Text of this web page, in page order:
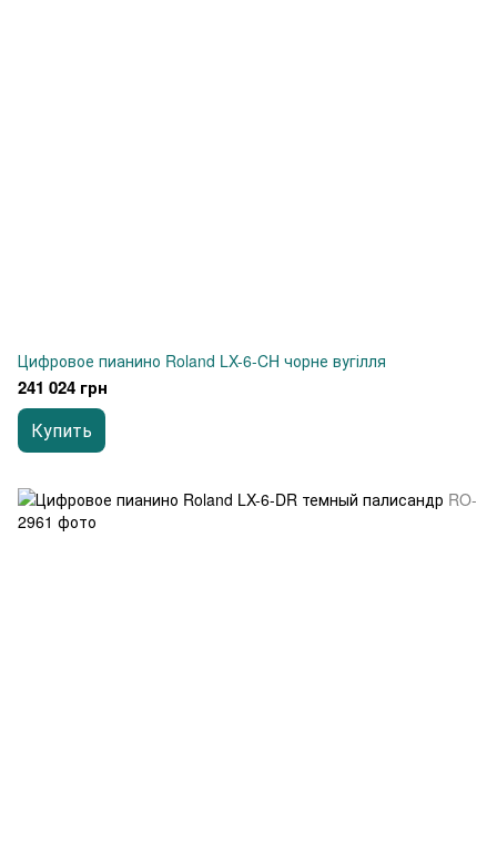
Цифровое пианино Roland LX-6-CH чорне вугілля
241 024 грн
Купить